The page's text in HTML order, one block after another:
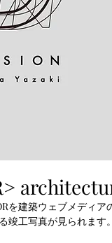
を建築ウェブメディ
竣工写真が見られます